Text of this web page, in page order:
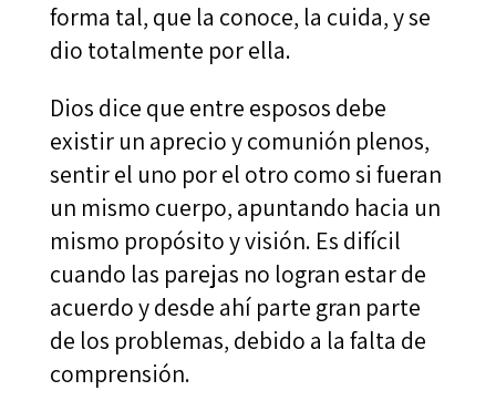
forma tal, que la conoce, la cuida, y se
dio totalmente por ella.
Dios dice que entre esposos debe
existir un aprecio y comunión plenos,
sentir el uno por el otro como si fueran
un mismo cuerpo, apuntando hacia un
mismo propósito y visión. Es difícil
cuando las parejas no logran estar de
acuerdo y desde ahí parte gran parte
de los problemas, debido a la falta de
comprensión.